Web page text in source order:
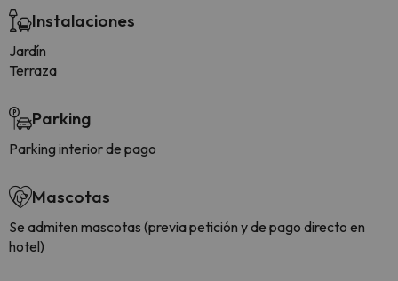
Instalaciones
Jardín
Terraza
Parking
Parking interior de pago
Mascotas
Se admiten mascotas (previa petición y de pago directo en
hotel)